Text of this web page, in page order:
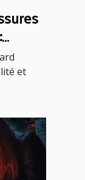
et